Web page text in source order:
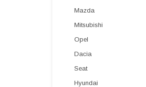
Mazda
Mitsubishi
Opel
Dacia
Seat
Hyundai